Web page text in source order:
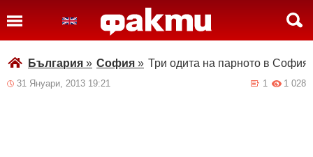
България » София » Три одита на парното в София
31 Януари, 2013 19:21 1 028
1